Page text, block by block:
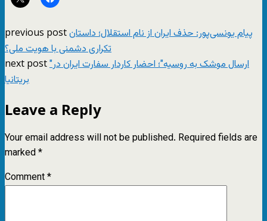
previous postپیام یونسی‌پور: حذف ایران از نام استقلال؛ داستان
تکراری دشمنی با هویت ملی؟
next post"ارسال موشک به روسیه"؛ احضار کاردار سفارت ایران در
بریتانیا
Leave a Reply
Your email address will not be published. Required fields are
marked*
Comment*